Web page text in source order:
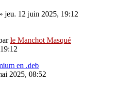
» jeu. 12 juin 2025, 19:12
le Manchot Masqué
en .deb
2025, 08:52